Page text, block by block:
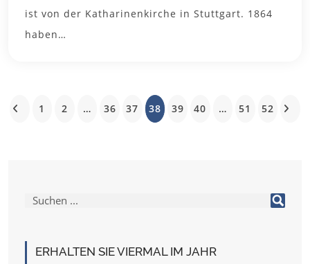
ERHALTEN SIE VIERMAL IM JAHR
ist von der Katharinenkirche in Stuttgart. 1864
haben…
1 2 … 36 37 38 39 40 … 51 52